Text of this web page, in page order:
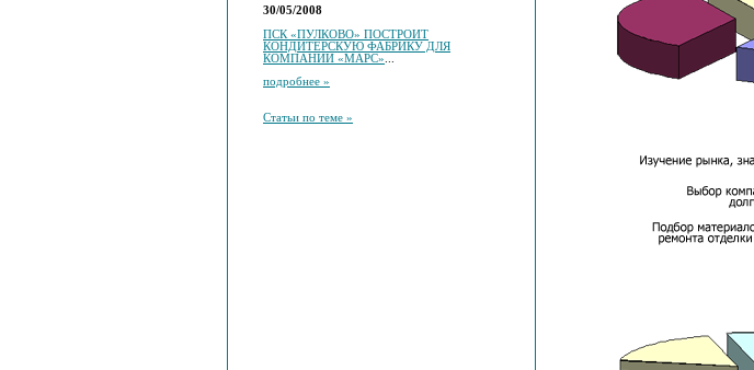
30/05/2008
ПСК «ПУЛКОВО» ПОСТРОИТ
КОНДИТЕРСКУЮ ФАБРИКУ ДЛЯ
КОМПАНИИ «МАРС»
подробнее »
Статьи по теме »